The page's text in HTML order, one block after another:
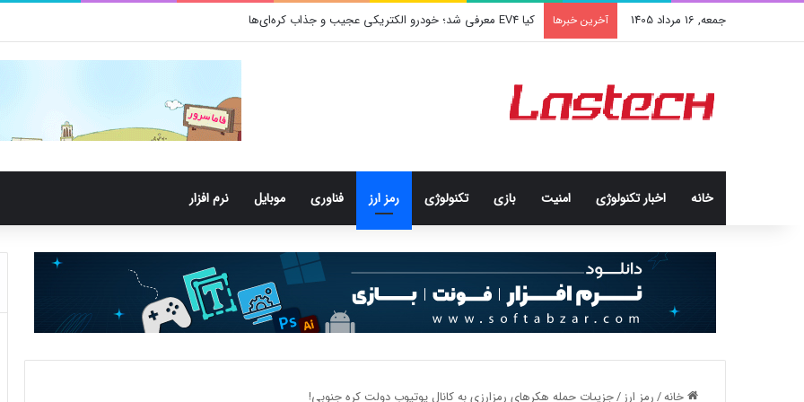
جمعه, 16 مرداد 1405 آخرین خبرها کشف جدید دانشمندان: برخی باکتری‌های دهان می‌توانند خطر ابتلا به آلزایمر را افزایش دهند
خانه اخبار تکنولوژی امنيت بازی تکنولوژی رمز ارز فناوری موبایل نرم افزار
خانه/رمز ارز/جزییات حمله هکرهای رمزارزی به کانال یوتیوب دولت کره جنوبی!